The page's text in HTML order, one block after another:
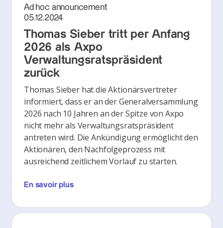
Ad hoc announcement
05.12.2024
Thomas Sieber tritt per Anfang
2026 als Axpo
Verwaltungsratspräsident
zurück
Thomas Sieber hat die Aktionärsvertreter
informiert, dass er an der Generalversammlung
2026 nach 10 Jahren an der Spitze von Axpo
nicht mehr als Verwaltungsratspräsident
antreten wird. Die Ankündigung ermöglicht den
Aktionären, den Nachfolgeprozess mit
ausreichend zeitlichem Vorlauf zu starten.
En savoir plus